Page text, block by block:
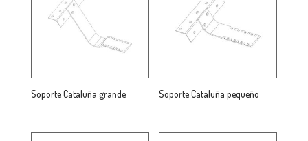
Soporte Cataluña grande Soporte Cataluña pequeño